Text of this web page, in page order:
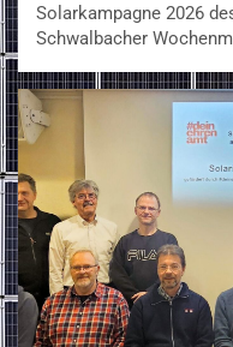
Solarkampagne 2026
Schwalbacher